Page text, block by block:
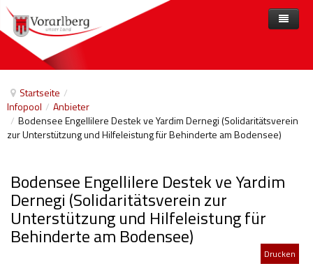
Startseite /
Infopool / Anbieter
/ Bodensee Engellilere Destek ve Yardim Dernegi (Solidaritätsverein
zur Unterstützung und Hilfeleistung für Behinderte am Bodensee)
Bodensee Engellilere Destek ve Yardim
Dernegi (Solidaritätsverein zur
Unterstützung und Hilfeleistung für
Behinderte am Bodensee)
Drucken
Home
Angebote nach Themen
Arbeit und Beschäftigung
Beihilfen, finanzielle Unterstützungen
Freizeit
Angebote A-Z
Anbieter
Aktuelles